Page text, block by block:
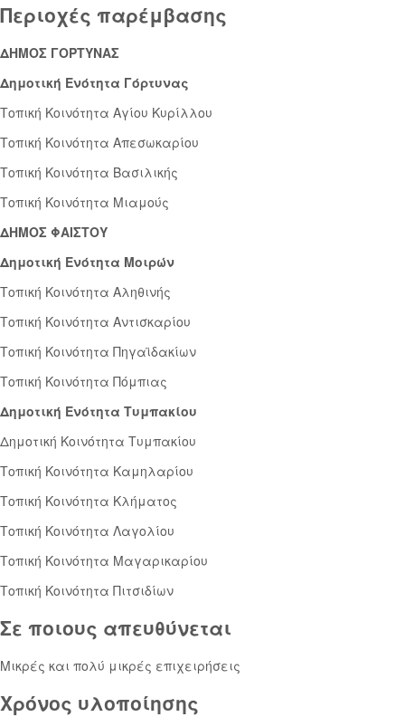
Περιοχές παρέμβασης
ΔΗΜΟΣ ΓΟΡΤΥΝΑΣ
Δημοτική Ενότητα Γόρτυνας
Τοπική Κοινότητα Αγίου Κυρίλλου
Τοπική Κοινότητα Απεσωκαρίου
Τοπική Κοινότητα Βασιλικής
Τοπική Κοινότητα Μιαμούς
ΔΗΜΟΣ ΦΑΙΣΤΟΥ
Δημοτική Ενότητα Μοιρών
Τοπική Κοινότητα Αληθινής
Τοπική Κοινότητα Αντισκαρίου
Τοπική Κοινότητα Πηγαϊδακίων
Τοπική Κοινότητα Πόμπιας
Δημοτική Ενότητα Τυμπακίου
Δημοτική Κοινότητα Τυμπακίου
Τοπική Κοινότητα Καμηλαρίου
Τοπική Κοινότητα Κλήματος
Τοπική Κοινότητα Λαγολίου
Τοπική Κοινότητα Μαγαρικαρίου
Τοπική Κοινότητα Πιτσιδίων
Σε ποιους απευθύνεται
Μικρές και πολύ μικρές επιχειρήσεις
Χρόνος υλοποίησης